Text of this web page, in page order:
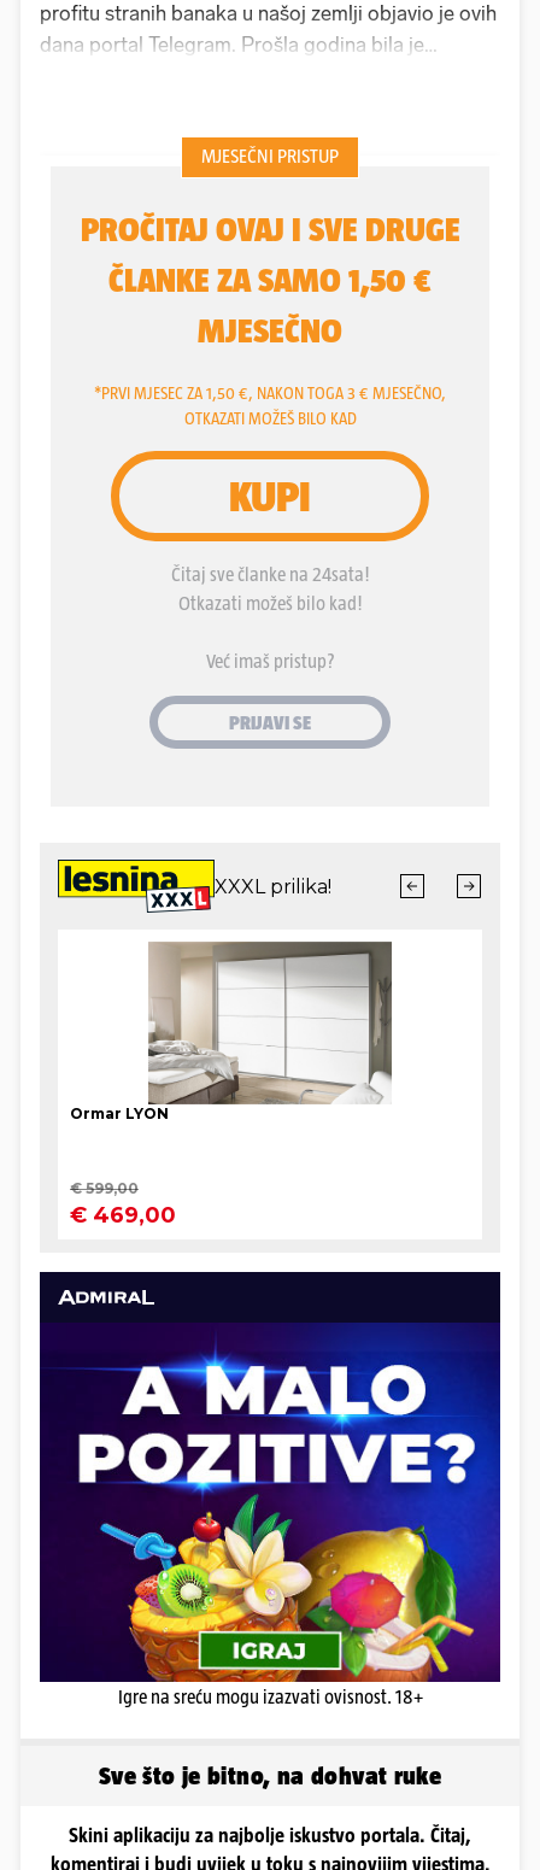
profitu stranih banaka u našoj zemlji objavio je ovih
dana portal Telegram. Prošla godina bila je
2022. godini iz Hrvatske povukli ukupno 1,22
milijarde eura dividende i time je nadmašena dotad
novinarka Telegrama. To su tri Pelješka mosta s
pristupnim cestama ili dva mosta i četiri-pet
stotina vrtića i škola. Sve u jednoj godini!
Igre na sreću mogu izazvati ovisnost. 18+
Sve što je bitno, na dohvat ruke
Skini aplikaciju za najbolje iskustvo portala. Čitaj,
komentiraj i budi uvijek u toku s najnovijim vijestima.